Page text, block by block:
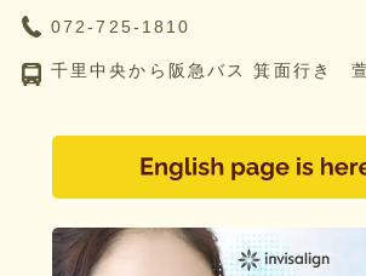
072-725-1810
千里中央から阪急バス 箕面行き